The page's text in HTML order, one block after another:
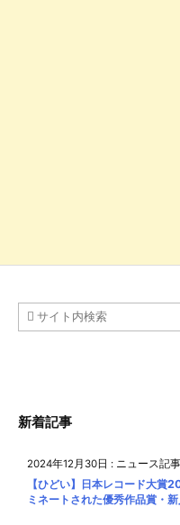
新着記事
2024年12月30日 : ニュース記事
【ひどい】日本レコード大賞
ミネートされた優秀作品賞・